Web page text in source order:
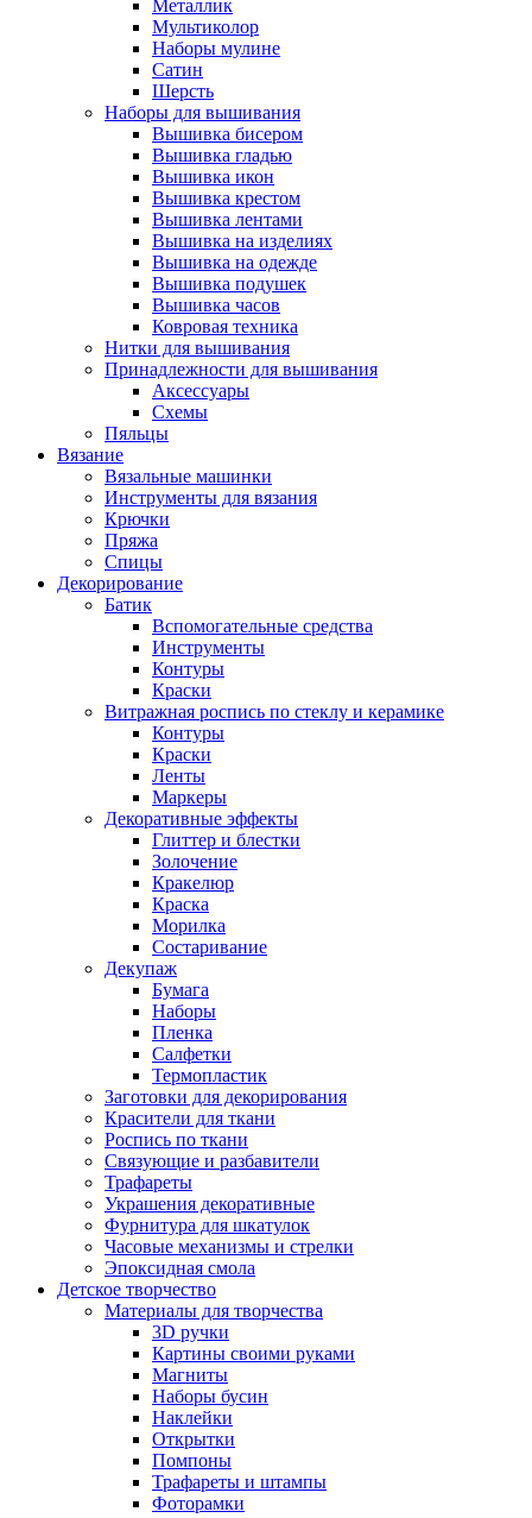
Металлик
Мультиколор
Наборы мулине
Сатин
Шерсть
Наборы для вышивания
Вышивка бисером
Вышивка гладью
Вышивка икон
Вышивка крестом
Вышивка лентами
Вышивка на изделиях
Вышивка на одежде
Вышивка подушек
Вышивка часов
Ковровая техника
Нитки для вышивания
Принадлежности для вышивания
Аксессуары
Схемы
Пяльцы
Вязание
Вязальные машинки
Инструменты для вязания
Крючки
Пряжа
Спицы
Декорирование
Батик
Вспомогательные средства
Инструменты
Контуры
Краски
Витражная роспись по стеклу и керамике
Контуры
Краски
Ленты
Маркеры
Декоративные эффекты
Глиттер и блестки
Золочение
Кракелюр
Краска
Морилка
Состаривание
Декупаж
Бумага
Наборы
Пленка
Салфетки
Термопластик
Заготовки для декорирования
Красители для ткани
Роспись по ткани
Связующие и разбавители
Трафареты
Украшения декоративные
Фурнитура для шкатулок
Часовые механизмы и стрелки
Эпоксидная смола
Детское творчество
Материалы для творчества
3D ручки
Картины своими руками
Магниты
Наборы бусин
Наклейки
Открытки
Помпоны
Трафареты и штампы
Фоторамки